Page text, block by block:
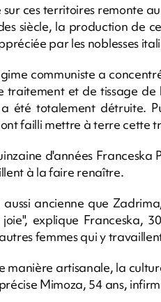
sur ces territoires remonte
siècle, la production de
par les noblesses
communiste a
traitement et de tissage
été totalement détruite.
failli mettre à terre cette
d'années
à la faire renaître.
ancienne que
explique Franceska,
femmes qui y
manière artisanale, la
Mimoza, 54 ans,